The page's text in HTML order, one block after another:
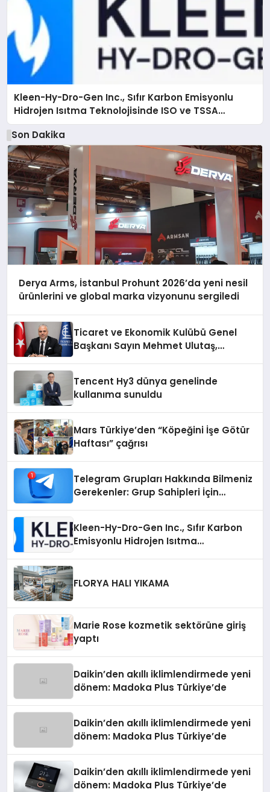
Kleen-Hy-Dro-Gen Inc., Sıfır Karbon Emisyonlu
Hidrojen Isıtma Teknolojisinde ISO ve TSSA
Düzenleyici Onaylarını Aldı
Son Dakika
Derya Arms, İstanbul Prohunt 2026’da yeni nesil
ürünlerini ve global marka vizyonunu sergiledi
Ticaret ve Ekonomik Kulübü Genel
Başkanı Sayın Mehmet Ulutaş,
Tencent Hy3 dünya genelinde
kullanıma sunuldu
Mars Türkiye’den “Köpeğini İşe Götür
Haftası” çağrısı
Telegram Grupları Hakkında Bilmeniz
Gerekenler: Grup Sahipleri İçin
Kleen-Hy-Dro-Gen Inc., Sıfır Karbon
Emisyonlu Hidrojen Isıtma
FLORYA HALI YIKAMA
Marie Rose kozmetik sektörüne giriş
yaptı
Daikin’den akıllı iklimlendirmede yeni
dönem: Madoka Plus Türkiye’de
Daikin’den akıllı iklimlendirmede yeni
dönem: Madoka Plus Türkiye’de
Daikin’den akıllı iklimlendirmede yeni
dönem: Madoka Plus Türkiye’de